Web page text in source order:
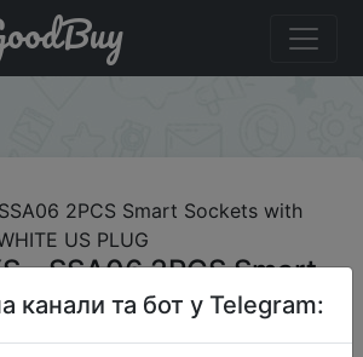
Mesuvida XS - SSA06 2PCS
Function - WHITE US PLUG
- SSA06 2PCS Smart
Timer Function -
канали та бот у Telegram: